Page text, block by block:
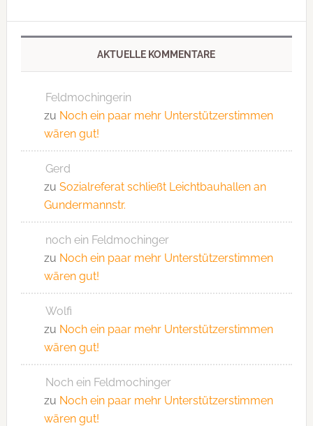
AKTUELLE KOMMENTARE
Feldmochingerin
zu Noch ein paar mehr Unterstützerstimmen
wären gut!
Gerd
zu Sozialreferat schließt Leichtbauhallen an
Gundermannstr.
noch ein Feldmochinger
zu Noch ein paar mehr Unterstützerstimmen
wären gut!
Wolfi
zu Noch ein paar mehr Unterstützerstimmen
wären gut!
Noch ein Feldmochinger
zu Noch ein paar mehr Unterstützerstimmen
wären gut!